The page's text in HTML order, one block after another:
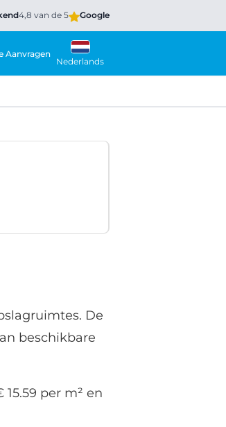
4,8 van de 5 Google
Aanvragen
Nederlands
De
beschikbare
per m² en